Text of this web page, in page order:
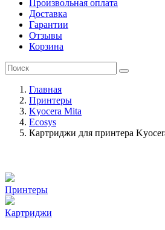
Произвольная оплата
Доставка
Гарантии
Отзывы
Корзина
Главная
Принтеры
Kyocera Mita
Ecosys
Картриджи для принтера
Принтеры
Картриджи